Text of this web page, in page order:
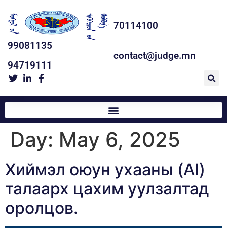
70114100
99081135
94719111
contact@judge.mn
Day: May 6, 2025
Хиймэл оюун ухааны (AI)
талаарх цахим уулзалтад
оролцов.